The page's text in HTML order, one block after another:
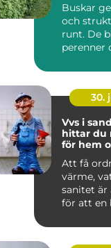
Buskar
och
runt. De
perenner
30.
Vvs i
hittar du
för hem
Att få
värme,
sanitet är
för att en